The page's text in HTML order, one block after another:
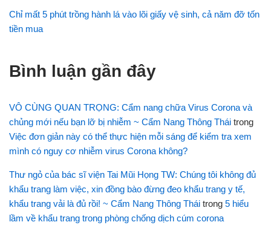
Chỉ mất 5 phút trồng hành lá vào lõi giấy vệ sinh, cả năm đỡ tốn
tiền mua
Bình luận gần đây
VÔ CÙNG QUAN TRỌNG: Cẩm nang chữa Virus Corona và
chủng mới nếu bạn lỡ bị nhiễm ~ Cẩm Nang Thông Thái trong
Việc đơn giản này có thể thực hiện mỗi sáng để kiểm tra xem
mình có nguy cơ nhiễm virus Corona không?
Thư ngỏ của bác sĩ viện Tai Mũi Họng TW: Chúng tôi không đủ
khẩu trang làm việc, xin đồng bào đừng đeo khẩu trang y tế,
khẩu trang vải là đủ rồi! ~ Cẩm Nang Thông Thái trong 5 hiểu
lầm về khẩu trang trong phòng chống dịch cúm corona